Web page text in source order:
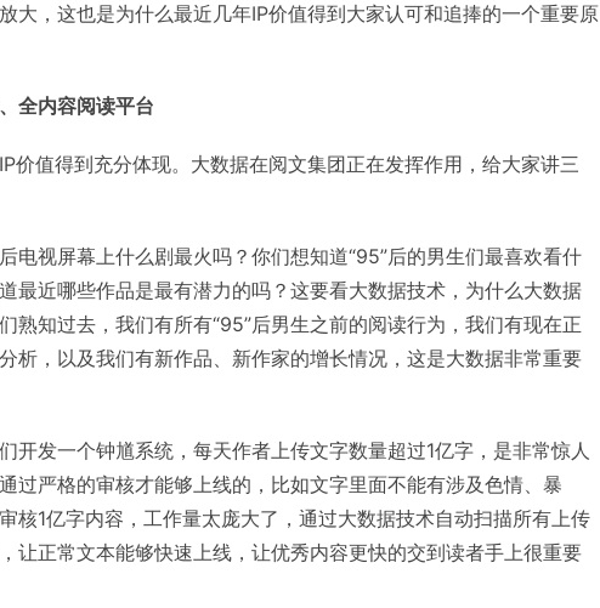
大，这也是为什么最近几年IP价值得到大家认可和追捧的一个重要原
全内容阅读平台
价值得到充分体现。大数据在阅文集团正在发挥作用，给大家讲三
电视屏幕上什么剧最火吗？你们想知道“95”后的男生们最喜欢看什
最近哪些作品是最有潜力的吗？这要看大数据技术，为什么大数据
熟知过去，我们有所有“95”后男生之前的阅读行为，我们有现在正
析，以及我们有新作品、新作家的增长情况，这是大数据非常重要
开发一个钟馗系统，每天作者上传文字数量超过1亿字，是非常惊人
过严格的审核才能够上线的，比如文字里面不能有涉及色情、暴
核1亿字内容，工作量太庞大了，通过大数据技术自动扫描所有上传
让正常文本能够快速上线，让优秀内容更快的交到读者手上很重要